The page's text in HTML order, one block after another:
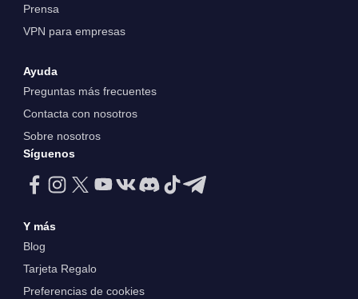
Prensa
VPN para empresas
Ayuda
Preguntas más frecuentes
Contacta con nosotros
Sobre nosotros
Síguenos
Y más
Blog
Tarjeta Regalo
Preferencias de cookies